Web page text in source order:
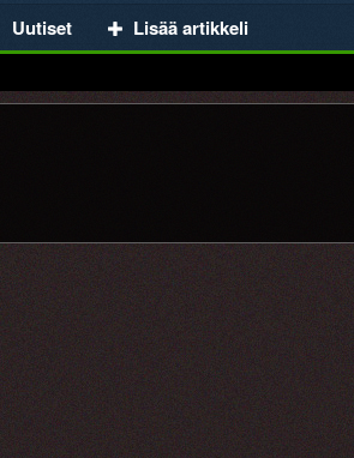
Uutiset Lisää artikkeli